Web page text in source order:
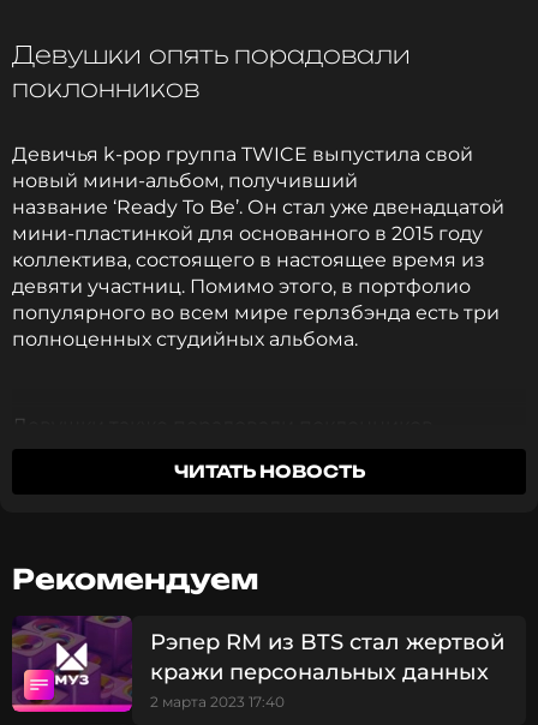
Девушки опять порадовали
поклонников
Девичья k-pop группа TWICE выпустила свой
новый мини-альбом, получивший
название ‘Ready To Be’. Он стал уже двенадцатой
мини-пластинкой для основанного в 2015 году
коллектива, состоящего в настоящее время из
девяти участниц. Помимо этого, в портфолио
популярного во всем мире герлзбэнда есть три
полноценных студийных альбома.
Девушки также порадовали поклонников
выходом музыкального видео на главную песню с
нового альбома, ‘Set Me Free’. По сюжету клипа,
ЧИТАТЬ НОВОСТЬ
Рекомендуем
Рэпер RM из BTS стал жертвой
кражи персональных данных
2 марта 2023 17:40